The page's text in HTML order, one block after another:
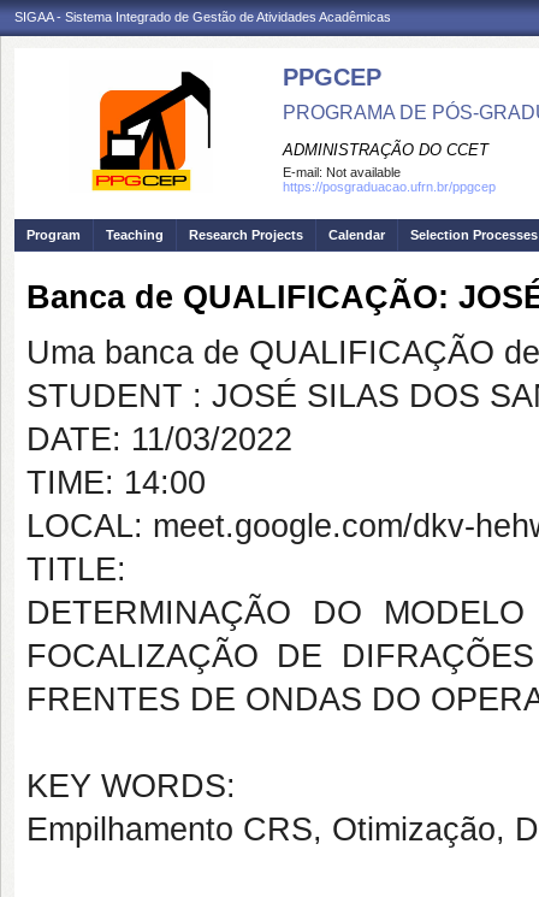
SIGAA - Sistema Integrado de Gestão de Atividades Acadêmicas
PPGCEP
PROGRAMA DE PÓS-
ADMINISTRAÇÃO DO CCET
E-mail: Not available
https://posgraduacao.ufrn.br/ppgcep
Program Teaching Research Projects Calendar Selection Processes
Banca de QUALIFICAÇÃO:
Uma banca de QUALIFICAÇÃO
STUDENT : JOSÉ SILAS DOS
DATE: 11/03/2022
TIME: 14:00
LOCAL: meet.google.com/dkv-
TITLE:
DETERMINAÇÃO DO
FOCALIZAÇÃO DE
FRENTES DE ONDAS DO
KEY WORDS:
Empilhamento CRS, Otimização,